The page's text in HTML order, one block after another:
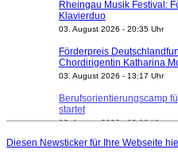
Klavierduo
03. August 2026 - 20:35 Uhr
Chordirigentin Katharina
03. August 2026 - 13:17 Uhr
startet
03. August 2026 - 08:00 Uhr
Nationaltheater Mannheim
Diesen Newsticker für Ihre Webseite